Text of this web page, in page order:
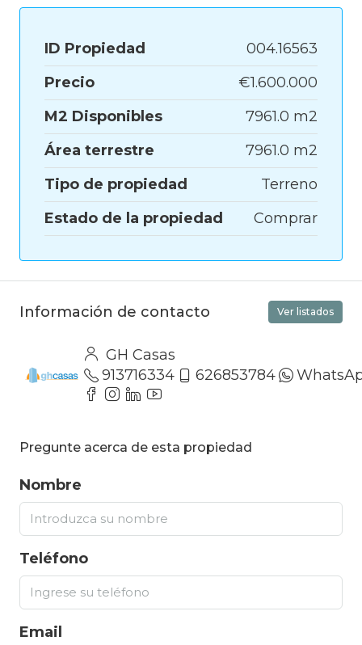
ID Propiedad
004.16563
Precio
€1.600.000
M2 Disponibles
7961.0 m2
Área terrestre
7961.0 m2
Tipo de propiedad
Terreno
Estado de la propiedad
Comprar
Información de contacto Ver listados
GH Casas
913716334
626853784
Pregunte acerca de esta propiedad
Nombre
Teléfono
Email